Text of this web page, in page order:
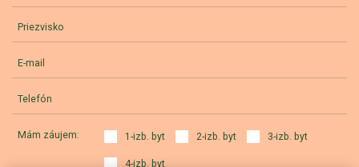
Priezvisko
E-mail
Telefón
Mám záujem: 1-izb. byt 2-izb. byt 3-izb. byt
4-izb. byt